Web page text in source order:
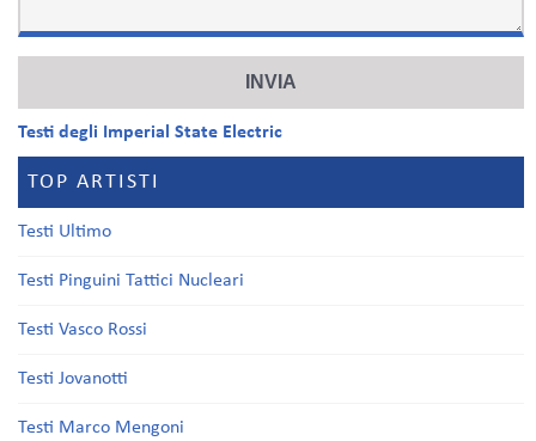
Testi degli Imperial State Electric
TOP ARTISTI
Testi Ultimo
Testi Pinguini Tattici Nucleari
Testi Vasco Rossi
Testi Jovanotti
Testi Marco Mengoni